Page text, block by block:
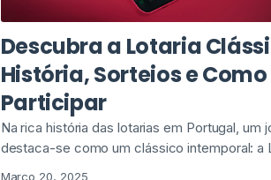
Descubra a Lotaria
História, Sorteios e Como
Participar
Na rica história das lotarias em Portugal, um
destaca-se como um clássico intemporal: a
Março 20, 2025